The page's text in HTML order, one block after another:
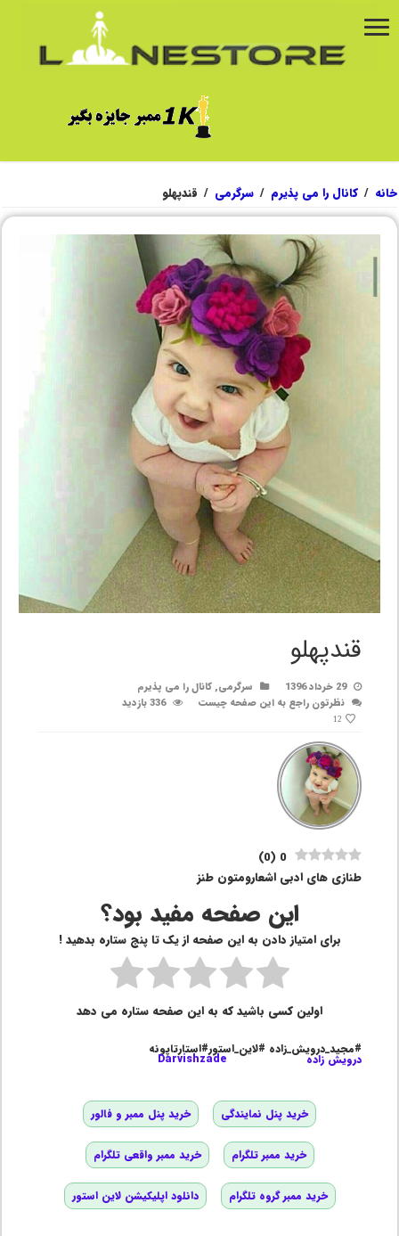
خانه / کانال را می پذیرم / سرگرمی / قندپهلو
قندپهلو
29 خرداد 1396 سرگرمی,کانال را می پذیرم
نظرتون راجع به این صفحه چیست
336 بازدید
12
0
(
0
)
طنازی های ادبی اشعارومتون طنز
این صفحه مفید بود؟
برای امتیاز دادن به این صفحه از یک تا پنج ستاره بدهید !
اولین کسی باشید که به این صفحه ستاره می دهد
#مجید_درویش_زاده #لاین_استور#استارتاپونه
درویش زاده Darvishzade
خرید پنل نمایندگی خرید پنل ممبر و فالور
خرید ممبر تلگرام خرید ممبر واقعی تلگرام
خرید ممبر گروه تلگرام دانلود اپلیکیشن لاین استور